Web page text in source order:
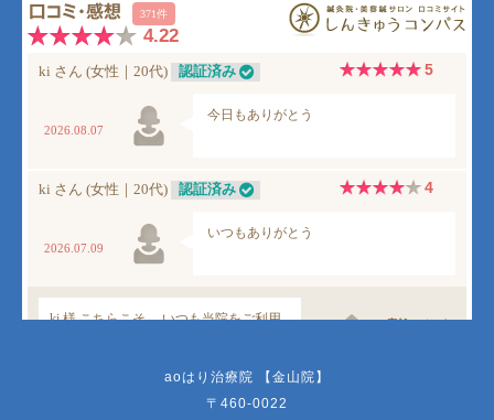
aoはり治療院 【金山院】
〒460-0022